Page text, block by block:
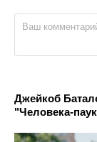
Джейкоб
"Человека-